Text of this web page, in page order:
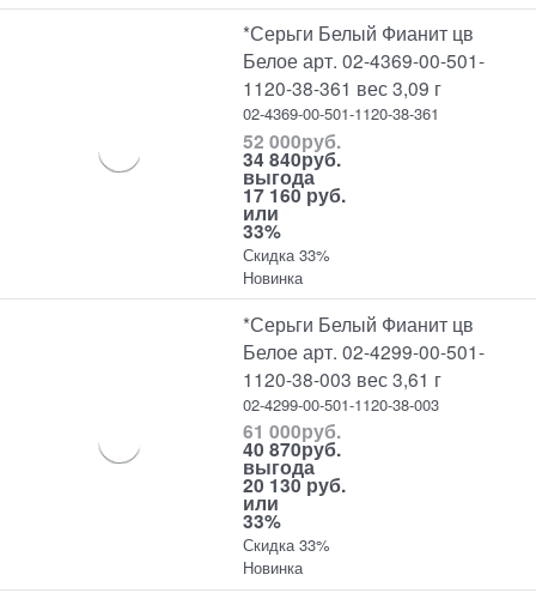
*Серьги Белый Фианит цв
Белое арт. 02-4369-00-501-
1120-38-361 вес 3,09 г
02-4369-00-501-1120-38-361
52 000руб.
34 840руб.
выгода
17 160 руб.
или
33%
Скидка 33%
Новинка
*Серьги Белый Фианит цв
Белое арт. 02-4299-00-501-
1120-38-003 вес 3,61 г
02-4299-00-501-1120-38-003
61 000руб.
40 870руб.
выгода
20 130 руб.
или
33%
Скидка 33%
Новинка